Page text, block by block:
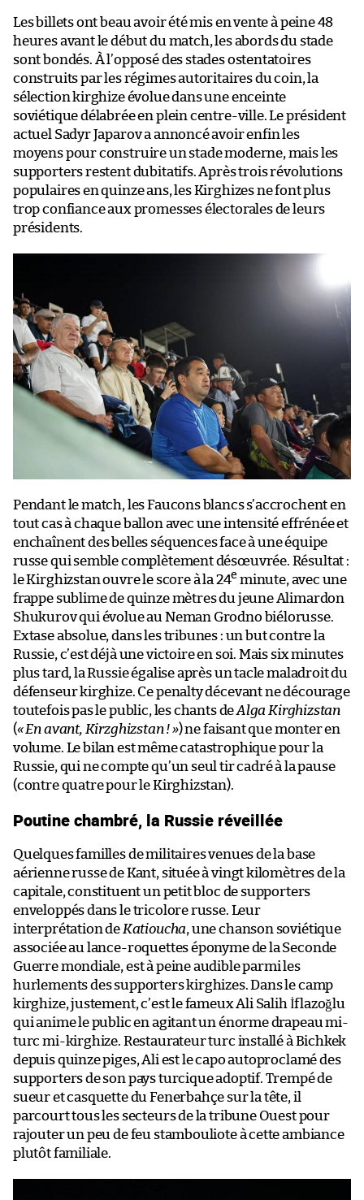
Les billets ont beau avoir été mis en vente à peine 48
heures avant le début du match, les abords du stade
sont bondés. À l’opposé des stades ostentatoires
construits par les régimes autoritaires du coin, la
sélection kirghize évolue dans une enceinte
soviétique délabrée en plein centre-ville. Le président
actuel Sadyr Japarov a annoncé avoir enfin les
moyens pour construire un stade moderne, mais les
supporters restent dubitatifs. Après trois révolutions
populaires en quinze ans, les Kirghizes ne font plus
trop confiance aux promesses électorales de leurs
présidents.
Pendant le match, les Faucons blancs s’accrochent en
tout cas à chaque ballon avec une intensité effrénée et
enchaînent des belles séquences face à une équipe
russe qui semble complètement désœuvrée. Résultat :
le Kirghizstan ouvre le score à la 24e minute, avec une
frappe sublime de quinze mètres du jeune Alimardon
Shukurov qui évolue au Neman Grodno biélorusse.
Extase absolue, dans les tribunes : un but contre la
Russie, c’est déjà une victoire en soi. Mais six minutes
plus tard, la Russie égalise après un tacle maladroit du
défenseur kirghize. Ce penalty décevant ne décourage
toutefois pas le public, les chants deAlga Kirghizstan
(« En avant, Kirzghizstan ! ») ne faisant que monter en
volume. Le bilan est même catastrophique pour la
Russie, qui ne compte qu’un seul tir cadré à la pause
(contre quatre pour le Kirghizstan).
Poutine chambré, la Russie réveillée
Quelques familles de militaires venues de la base
aérienne russe de Kant, située à vingt kilomètres de la
capitale, constituent un petit bloc de supporters
enveloppés dans le tricolore russe. Leur
interprétation de Katioucha, une chanson soviétique
associée au lance-roquettes éponyme de la Seconde
Guerre mondiale, est à peine audible parmi les
hurlements des supporters kirghizes. Dans le camp
kirghize, justement, c’est le fameux Ali Salih İflazoğlu
qui anime le public en agitant un énorme drapeau mi-
turc mi-kirghize. Restaurateur turc installé à Bichkek
depuis quinze piges, Ali est le capo autoproclamé des
supporters de son pays turcique adoptif. Trempé de
sueur et casquette du Fenerbahçe sur la tête, il
parcourt tous les secteurs de la tribune Ouest pour
rajouter un peu de feu stambouliote à cette ambiance
plutôt familiale.